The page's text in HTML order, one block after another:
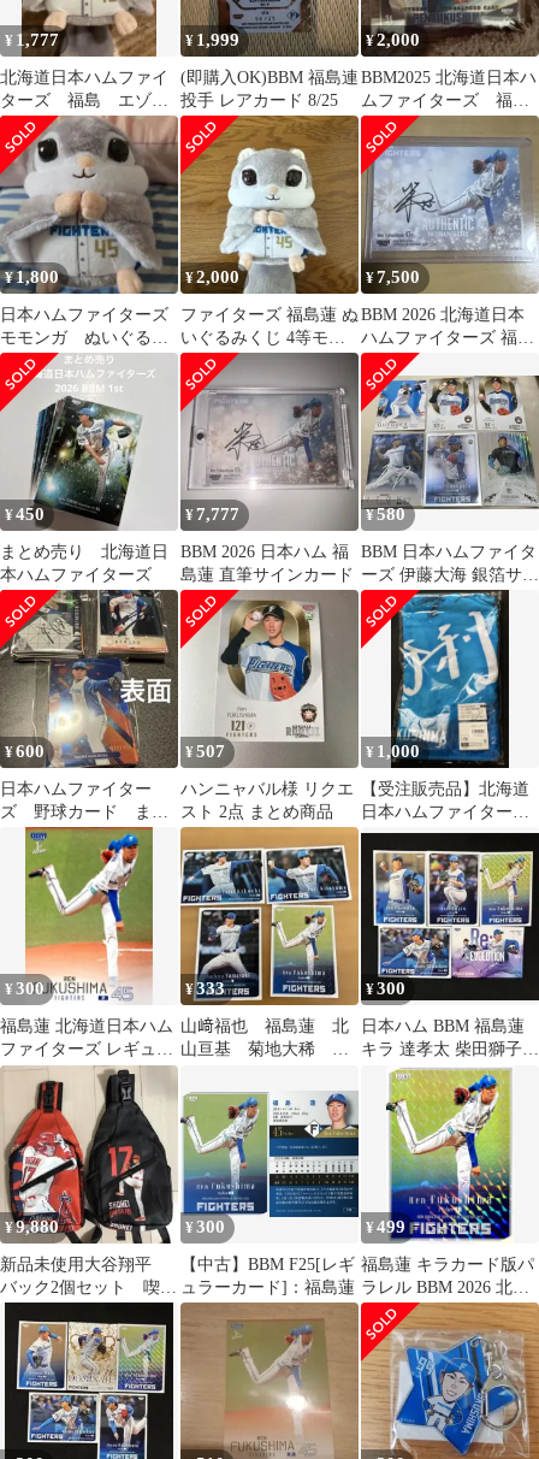
¥ 1,777
北海道日本ハムファイ
ターズ 福島 エゾモ
モンガ 福島蓮
¥ 1,999
(即購入OK)BBM 福島連
投手 レアカード 8/25
¥2,000
BBM2025 北海道日本ハ
ムファイターズ 福島
蓮 直筆サインカード
¥1,800
日本ハムファイターズ
モモンガ ぬいぐるみ
くじ福島蓮
¥2,000
ファイターズ 福島蓮 ぬ
いぐるみくじ 4等モモ
ンガ
¥7,500
BBM 2026 北海道日本
ハムファイターズ 福島
蓮 直筆サインカード
¥450
まとめ売り 北海道日
本ハムファイターズ
¥7,777
BBM 2026 日本ハム 福
島蓮 直筆サインカード
¥580
BBM 日本ハムファイタ
ーズ 伊藤大海 銀箔サイ
ン他
¥600
日本ハムファイター
ズ 野球カード まと
め売り
¥507
ハンニャバル様 リクエ
スト 2点 まとめ商品
¥ 1,000
【受注販売品】北海道
日本ハムファイター
ズ 福島蓮投手 初勝
利グッズ タオル
¥300
福島蓮 北海道日本ハム
ファイターズ レギュラ
ーカード BBM 2026 1st
¥333
山﨑福也 福島蓮 北
山亘基 菊地大稀
ァイターズ2026
¥300
日本ハム BBM 福島蓮
キラ 達孝太 柴田獅子
有原航平 山城航太郎
¥9,880
新品未使用大谷翔平
バック2個セット 喫煙
¥300
【中古】BBM F25[レギ
ュラーカード]：福島蓮
¥499
福島蓮 キラカード版パ
ラレル BBM 2026 北海
道日本ハムファイター
ズ